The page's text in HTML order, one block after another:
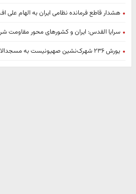
هشدار قاطع فرمانده نظامی ایران به الهام علی
سرایا القدس: ایران و کشورهای محور مقاومت
یورش ۲۳۶ شهرک‌نشین صهیونیست به مسجدالاقصی